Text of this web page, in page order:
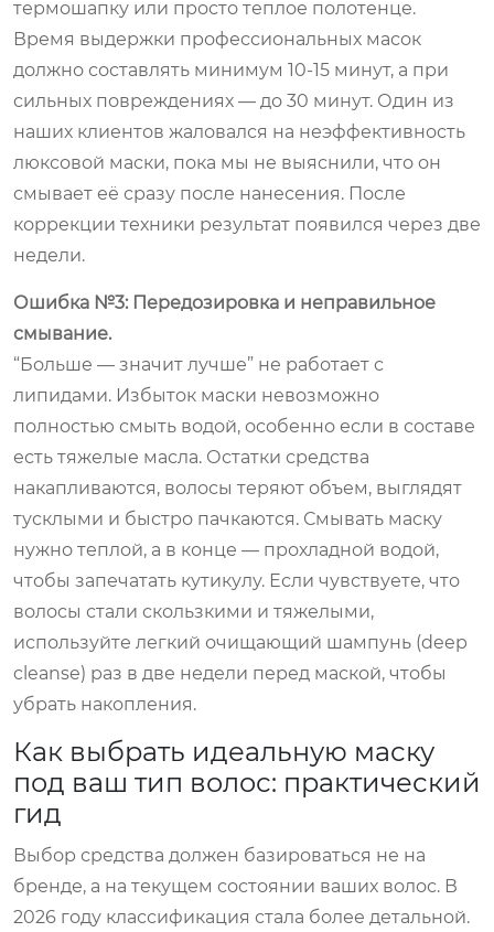
термошапку или просто теплое полотенце.
Время выдержки профессиональных масок
должно составлять минимум 10-15 минут, а при
сильных повреждениях — до 30 минут. Один из
наших клиентов жаловался на неэффективность
люксовой маски, пока мы не выяснили, что он
смывает её сразу после нанесения. После
коррекции техники результат появился через две
недели.
Ошибка №3: Передозировка и неправильное
смывание.
“Больше — значит лучше” не работает с
липидами. Избыток маски невозможно
полностью смыть водой, особенно если в составе
есть тяжелые масла. Остатки средства
накапливаются, волосы теряют объем, выглядят
тусклыми и быстро пачкаются. Смывать маску
нужно теплой, а в конце — прохладной водой,
чтобы запечатать кутикулу. Если чувствуете, что
волосы стали скользкими и тяжелыми,
используйте легкий очищающий шампунь (deep
cleanse) раз в две недели перед маской, чтобы
убрать накопления.
Как выбрать идеальную маску
под ваш тип волос: практический
гид
Выбор средства должен базироваться не на
бренде, а на текущем состоянии ваших волос. В
2026 году классификация стала более детальной.